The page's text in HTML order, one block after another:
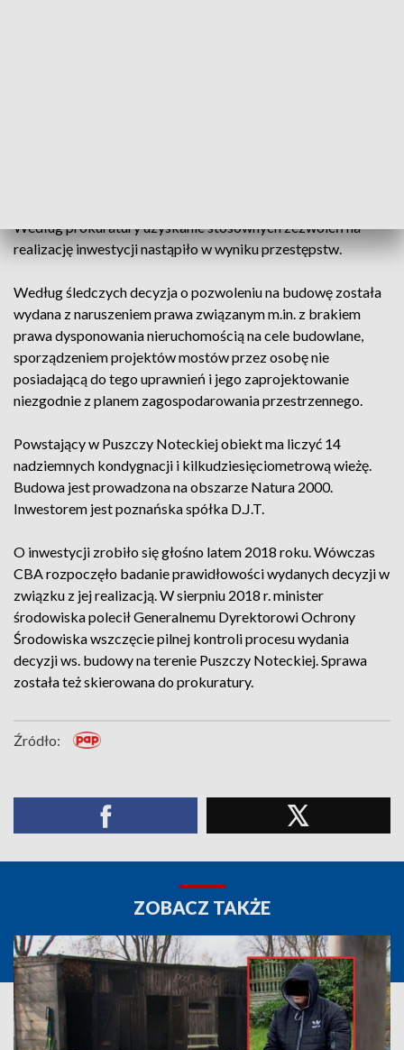
Według prokuratury uzyskanie stosownych zezwoleń na
realizację inwestycji nastąpiło w wyniku przestępstw.
Według śledczych decyzja o pozwoleniu na budowę została
wydana z naruszeniem prawa związanym m.in. z brakiem
prawa dysponowania nieruchomością na cele budowlane,
sporządzeniem projektów mostów przez osobę nie
posiadającą do tego uprawnień i jego zaprojektowanie
niezgodnie z planem zagospodarowania przestrzennego.
Powstający w Puszczy Noteckiej obiekt ma liczyć 14
nadziemnych kondygnacji i kilkudziesięciometrową wieżę.
Budowa jest prowadzona na obszarze Natura 2000.
Inwestorem jest poznańska spółka D.J.T.
O inwestycji zrobiło się głośno latem 2018 roku. Wówczas
CBA rozpoczęło badanie prawidłowości wydanych decyzji w
związku z jej realizacją. W sierpniu 2018 r. minister
środowiska polecił Generalnemu Dyrektorowi Ochrony
Środowiska wszczęcie pilnej kontroli procesu wydania
decyzji ws. budowy na terenie Puszczy Noteckiej. Sprawa
została też skierowana do prokuratury.
Źródło:
ZOBACZ TAKŻE